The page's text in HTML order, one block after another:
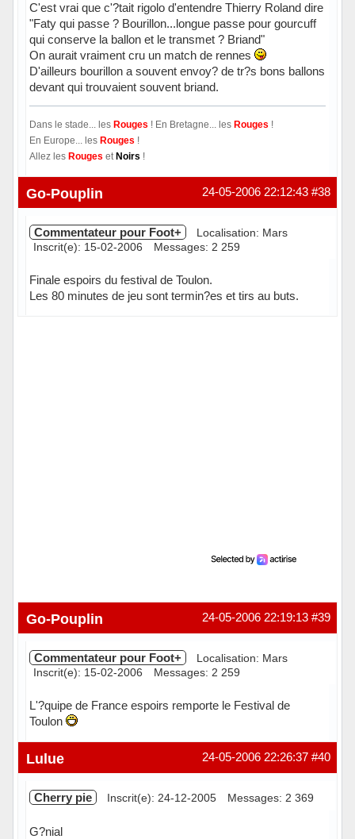
C'est vrai que c'?tait rigolo d'entendre Thierry Roland dire
"Faty qui passe ? Bourillon...longue passe pour gourcuff
qui conserve la ballon et le transmet ? Briand"
On aurait vraiment cru un match de rennes
D'ailleurs bourillon a souvent envoy? de tr?s bons ballons
devant qui trouvaient souvent briand.
Dans le stade... les Rouges ! En Bretagne... les Rouges !
En Europe... les Rouges !
Allez les Rouges et Noirs !
Hors ligne #38
24-05-2006 22:12:43
Go-Pouplin
Commentateur pour Foot+
Localisation: Mars
Inscrit(e): 15-02-2006
Messages: 2 259
Finale espoirs du festival de Toulon.
Les 80 minutes de jeu sont termin?es et tirs au buts.
#39
24-05-2006 22:19:13
Go-Pouplin
Commentateur pour Foot+
Localisation: Mars
Inscrit(e): 15-02-2006
Messages: 2 259
L'?quipe de France espoirs remporte le Festival de
Toulon
Hors ligne #40
24-05-2006 22:26:37
Lulue
Cherry pie Inscrit(e): 24-12-2005 Messages: 2 369
G?nial